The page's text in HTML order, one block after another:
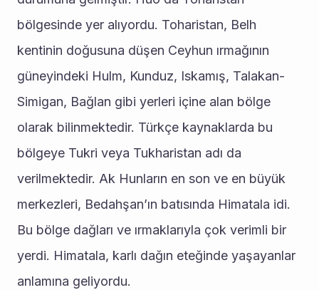
bölgesinde yer alıyordu. Toharistan, Belh
kentinin doğusuna düşen Ceyhun ırmağının
güneyindeki Hulm, Kunduz, Iskamış, Talakan-
Simigan, Bağlan gibi yerleri içine alan bölge
olarak bilinmektedir. Türkçe kaynaklarda bu
bölgeye Tukri veya Tukharistan adı da
verilmektedir. Ak Hunların en son ve en büyük
merkezleri, Bedahşan’ın batısında Himatala idi.
Bu bölge dağları ve ırmaklarıyla çok verimli bir
yerdi. Himatala, karlı dağın eteğinde yaşayanlar
anlamına geliyordu.